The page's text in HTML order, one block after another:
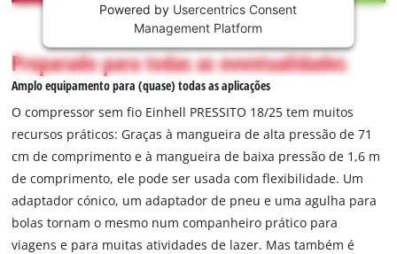
is
permitted
to
load
to
trackers
that
are
not
to
the
Powered by Usercentrics Consent
Management Platform
Preparado para todas as eventualidades
Amplo equipamento para (quase) todas as aplicações
O compressor sem fio Einhell PRESSITO 18/25 tem muitos
recursos práticos: Graças à mangueira de alta pressão de 71
cm de comprimento e à mangueira de baixa pressão de 1,6 m
de comprimento, ele pode ser usada com flexibilidade. Um
adaptador cónico, um adaptador de pneu e uma agulha para
bolas tornam o mesmo num companheiro prático para
viagens e para muitas atividades de lazer. Mas também é